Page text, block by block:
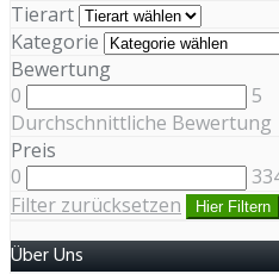
Tierart
Kategorie
Bewertung
0
5
Durchschnittliche Bewertung
Preis
0
Filter zurücksetzen
Hier Filtern
Über Uns